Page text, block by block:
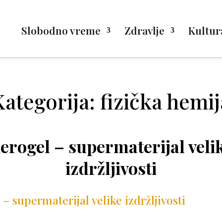
Slobodno vreme Zdravlje
fizička
– supermaterijal
izdržljivosti